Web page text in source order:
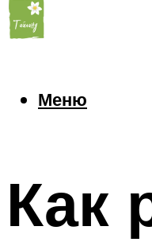
Еда
Меню
Меню
Как